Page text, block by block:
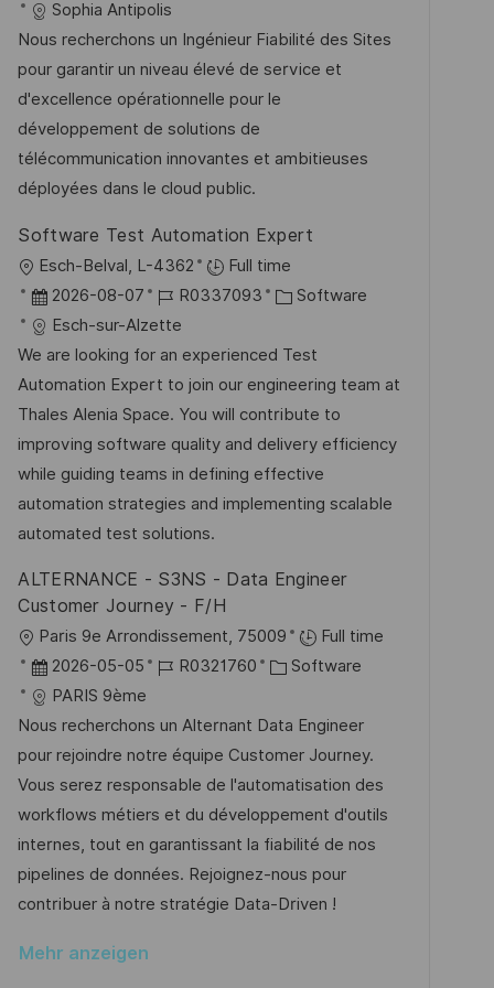
n
t
c
u
g
t a
t
u
m
d
e
r
e
r
ö
f
f
e
n
t
l
i
c
h
u
n
g
o
b
-
I
D
t
e
g
r
Sophia Antipolis
Nous recherchons un Ingénieur Fiabilité des Sites
pour garantir un niveau élevé de service et
d'excellence opérationnelle pour le
développement de solutions de
télécommunication innovantes et ambitieuses
déployées dans le cloud public.
Software Test Automation Expert
O
r
t
Esch-Belval, L-4362
Full time
D
a
t
u
m
d
e
r
V
r
f
e
h
n
2026-08-07
J
o
b
-
I
D
R0337093
K
t
e
g
o
r
i
Software
Esch-sur-Alzette
We are looking for an experienced Test
Automation Expert to join our engineering team at
Thales Alenia Space. You will contribute to
improving software quality and delivery efficiency
while guiding teams in defining effective
automation strategies and implementing scalable
automated test solutions.
ALTERNANCE - S3NS - Data Engineer
Customer Journey - F/H
O
r
t
Paris 9e Arrondissement, 75009
Full time
D
a
t
u
m
d
e
r
V
r
2026-05-05
J
b
-
I
D
R0321760
K
t
e
g
o
r
i
e
Software
PARIS 9ème
Nous recherchons un Alternant Data Engineer
pour rejoindre notre équipe Customer Journey.
Vous serez responsable de l'automatisation des
workflows métiers et du développement d'outils
internes, tout en garantissant la fiabilité de nos
pipelines de données. Rejoignez-nous pour
contribuer à notre stratégie Data-Driven !
Mehr anzeigen